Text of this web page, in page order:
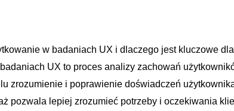
w badaniach UX i dlaczego jest kluczowe
UX‍ to proces⁢ analizy zachowań‌
‍zrozumienie ⁢i⁣ poprawienie⁣ doświadczeń
pozwala lepiej zrozumieć potrzeby i ​oczekiwania